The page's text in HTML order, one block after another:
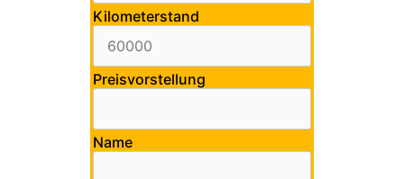
Kilometerstand
Preisvorstellung
Name